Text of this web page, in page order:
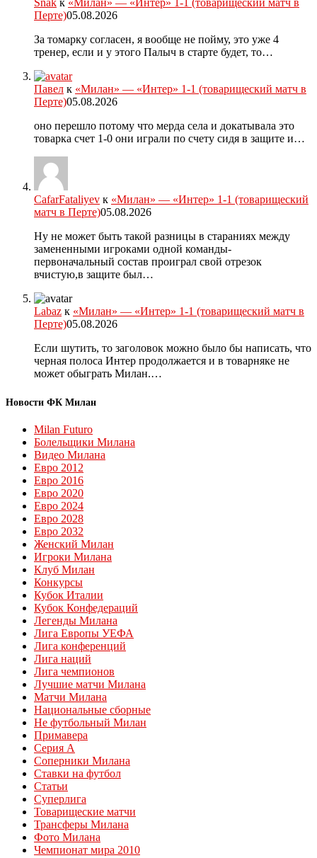
Snak к «Милан» — «Интер» 1-1 (товарищеский матч в
Перте)05.08.2026
За томарку согласен, я вообще не пойму, это уже 4
тренер, если и у этого Палыч в старте будет, то…
Павел к «Милан» — «Интер» 1-1 (товарищеский матч в
Перте)05.08.2026
оно перешло потому что мерда села и докатывала это
товарка счет 1-0 они играли по счету сидя в защите и…
CafarFataliyev к «Милан» — «Интер» 1-1 (товарищеский
матч в Перте)05.08.2026
Ну не может быть такой разницы в стараниях между
замененными игроками одной команды-
первоначальный состав проиграл свой отрезок
вчистую,в защите был…
Labaz к «Милан» — «Интер» 1-1 (товарищеский матч в
Перте)05.08.2026
Если шутить, то заголовок можно было бы написать, что
черная полоса Интер продолжается и в товарняке не
может обыграть Милан.…
Новости ФК Милан
Milan Futuro
Болельщики Милана
Видео Милана
Евро 2012
Евро 2016
Евро 2020
Евро 2024
Евро 2028
Евро 2032
Женский Милан
Игроки Милана
Клуб Милан
Конкурсы
Кубок Италии
Кубок Конфедераций
Легенды Милана
Лига Европы УЕФА
Лига конференций
Лига наций
Лига чемпионов
Лучшие матчи Милана
Матчи Милана
Национальные сборные
Не футбольный Милан
Примавера
Серия А
Соперники Милана
Ставки на футбол
Статьи
Суперлига
Товарищеские матчи
Трансферы Милана
Фото Милана
Чемпионат мира 2010